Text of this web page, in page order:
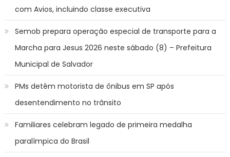
com Avios, incluindo classe executiva
Semob prepara operação especial de transporte para a
Marcha para Jesus 2026 neste sábado (8) – Prefeitura
Municipal de Salvador
PMs detêm motorista de ônibus em SP após
desentendimento no trânsito
Familiares celebram legado de primeira medalha
paralímpica do Brasil